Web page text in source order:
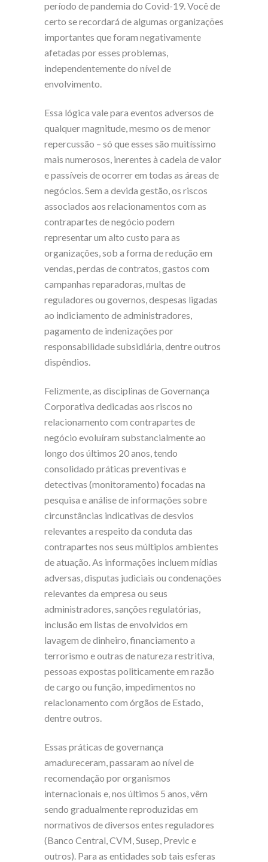
período de pandemia do Covid-19. Você de
certo se recordará de algumas organizações
importantes que foram negativamente
afetadas por esses problemas,
independentemente do nível de
envolvimento.
Essa lógica vale para eventos adversos de
qualquer magnitude, mesmo os de menor
repercussão – só que esses são muitíssimo
mais numerosos, inerentes à cadeia de valor
e passíveis de ocorrer em todas as áreas de
negócios. Sem a devida gestão, os riscos
associados aos relacionamentos com as
contrapartes de negócio podem
representar um alto custo para as
organizações, sob a forma de redução em
vendas, perdas de contratos, gastos com
campanhas reparadoras, multas de
reguladores ou governos, despesas ligadas
ao indiciamento de administradores,
pagamento de indenizações por
responsabilidade subsidiária, dentre outros
dispêndios.
Felizmente, as disciplinas de Governança
Corporativa dedicadas aos riscos no
relacionamento com contrapartes de
negócio evoluíram substancialmente ao
longo dos últimos 20 anos, tendo
consolidado práticas preventivas e
detectivas (monitoramento) focadas na
pesquisa e análise de informações sobre
circunstâncias indicativas de desvios
relevantes a respeito da conduta das
contrapartes nos seus múltiplos ambientes
de atuação. As informações incluem mídias
adversas, disputas judiciais ou condenações
relevantes da empresa ou seus
administradores, sanções regulatórias,
inclusão em listas de envolvidos em
lavagem de dinheiro, financiamento a
terrorismo e outras de natureza restritiva,
pessoas expostas politicamente em razão
de cargo ou função, impedimentos no
relacionamento com órgãos de Estado,
dentre outros.
Essas práticas de governança
amadureceram, passaram ao nível de
recomendação por organismos
internacionais e, nos últimos 5 anos, vêm
sendo gradualmente reproduzidas em
normativos de diversos entes reguladores
(Banco Central, CVM, Susep, Previc e
outros). Para as entidades sob tais esferas